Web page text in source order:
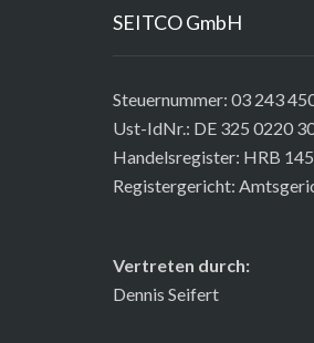
SEITCO GmbH
Steuernummer: 03 243
Ust-IdNr.: DE 325 0220
Handelsregister: HRB
Registergericht:
Vertreten durch:
Dennis Seifert